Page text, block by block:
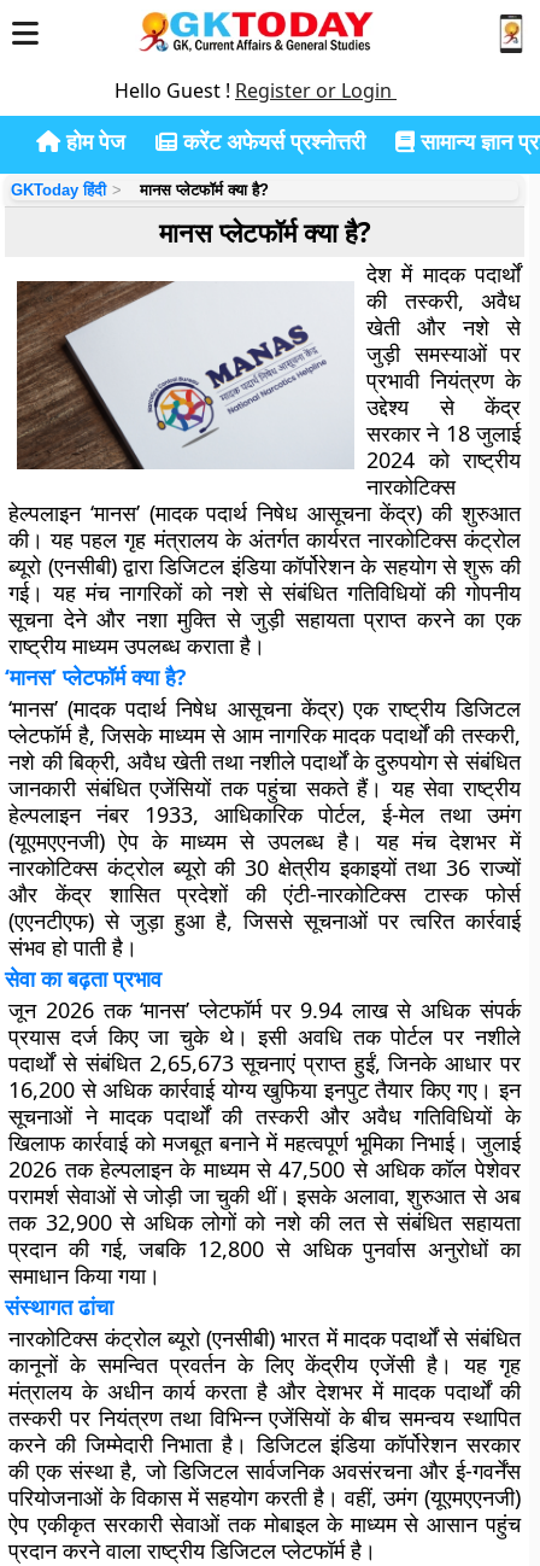
Hello Guest ! Register or Login
होम पेज करेंट अफेयर्स प्रश्नोत्तरी सामान्य ज्ञान
GKToday हिंदी मानस प्लेटफॉर्म क्या है?
मानस प्लेटफॉर्म क्या है?
देश में मादक पदार्थों
की तस्करी, अवैध
खेती और नशे से
जुड़ी समस्याओं पर
प्रभावी नियंत्रण के
उद्देश्य से केंद्र
सरकार ने 18 जुलाई
2024 कोराष्ट्रीय
नारकोटिक्स
हेल्पलाइन ‘मानस’ (मादक पदार्थ निषेध आसूचना केंद्र) की शुरुआत
की। यह पहल गृह मंत्रालय के अंतर्गत कार्यरत नारकोटिक्स कंट्रोल
ब्यूरो (एनसीबी) द्वारा डिजिटल इंडिया कॉर्पोरेशन के सहयोग से शुरू की
गई। यह मंच नागरिकों को नशे से संबंधित गतिविधियों की गोपनीय
सूचना देने और नशा मुक्ति से जुड़ी सहायता प्राप्त करने का एक
राष्ट्रीय माध्यम उपलब्ध कराता है।
‘मानस’ प्लेटफॉर्म क्या है?
‘मानस’ (मादक पदार्थ निषेध आसूचना केंद्र) एक राष्ट्रीय डिजिटल
प्लेटफॉर्म है, जिसके माध्यम से आम नागरिक मादक पदार्थों की तस्करी,
नशे की बिक्री, अवैध खेती तथा नशीले पदार्थों के दुरुपयोग से संबंधित
जानकारी संबंधित एजेंसियों तक पहुंचा सकते हैं। यह सेवा राष्ट्रीय
हेल्पलाइन नंबर 1933, आधिकारिक पोर्टल, ई-मेल तथाउमंग
(यूएमएएनजी) ऐप के माध्यम से उपलब्ध है। यह मंच देशभर में
नारकोटिक्स कंट्रोल ब्यूरो की 30 क्षेत्रीय इकाइयों तथा 36 राज्यों
और केंद्र शासित प्रदेशों की एंटी-नारकोटिक्स टास्क फोर्स
(एएनटीएफ) से जुड़ा हुआ है, जिससे सूचनाओं पर त्वरित कार्रवाई
संभव हो पाती है।
सेवा का बढ़ता प्रभाव
जून 2026 तक ‘मानस’ प्लेटफॉर्म पर 9.94 लाख से अधिक संपर्क
प्रयास दर्ज किए जा चुके थे। इसी अवधि तक पोर्टल पर नशीले
पदार्थों से संबंधित 2,65,673सूचनाएं प्राप्त हुईं, जिनके आधार पर
16,200 से अधिक कार्रवाई योग्य खुफिया इनपुटतैयार किए गए। इन
सूचनाओं ने मादक पदार्थों की तस्करी और अवैध गतिविधियों के
खिलाफ कार्रवाई को मजबूत बनाने में महत्वपूर्ण भूमिका निभाई। जुलाई
2026 तक हेल्पलाइन के माध्यम से47,500 से अधिक कॉल पेशेवर
परामर्श सेवाओं से जोड़ी जा चुकी थीं। इसके अलावा, शुरुआत से अब
तक 32,900 से अधिक लोगोंको नशे की लत से संबंधित सहायता
प्रदान की गई, जबकि 12,800 से अधिक पुनर्वास अनुरोधोंका
समाधान किया गया।
संस्थागत ढांचा
नारकोटिक्स कंट्रोल ब्यूरो (एनसीबी) भारत में मादक पदार्थों से संबंधित
कानूनों के समन्वित प्रवर्तन के लिए केंद्रीय एजेंसी है। यह गृह
मंत्रालय के अधीन कार्य करता है और देशभर में मादक पदार्थों की
तस्करी पर नियंत्रण तथा विभिन्न एजेंसियों के बीच समन्वय स्थापित
करने की जिम्मेदारी निभाता है। डिजिटल इंडिया कॉर्पोरेशन सरकार
की एक संस्था है, जो डिजिटल सार्वजनिक अवसंरचना और ई-गवर्नेंस
परियोजनाओं के विकास में सहयोग करती है। वहीं,उमंग (यूएमएएनजी)
ऐप एकीकृत सरकारी सेवाओं तक मोबाइल के माध्यम से आसान पहुंच
प्रदान करने वाला राष्ट्रीय डिजिटल प्लेटफॉर्म है।